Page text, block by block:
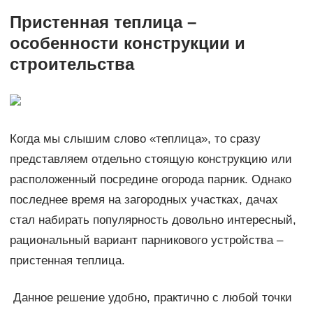
Пристенная теплица –
особенности конструкции и
строительства
Когда мы слышим слово «теплица», то сразу
представляем отдельно стоящую конструкцию или
расположенный посредине огорода парник. Однако
последнее время на загородных участках, дачах
стал набирать популярность довольно интересный,
рациональный вариант парникового устройства –
пристенная теплица.
Данное решение удобно, практично с любой точки